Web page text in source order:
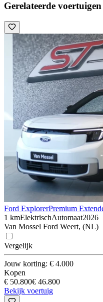
Gerelateerde voertuigen
Ford ExplorerPremium
1 kmElektrischAutomaat2026
Van Mossel Ford Weert, (NL)
Vergelijk
Jouw korting: € 4.000
Kopen
€ 50.800€ 46.800
Bekijk voertuig